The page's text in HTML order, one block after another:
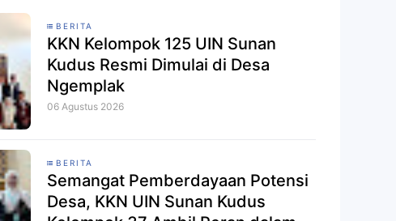
BERITA
KKN Kelompok 125 UIN Sunan
Kudus Resmi Dimulai di Desa
Ngemplak
06 Agustus 2026
BERITA
Semangat Pemberdayaan Potensi
Desa, KKN UIN Sunan Kudus